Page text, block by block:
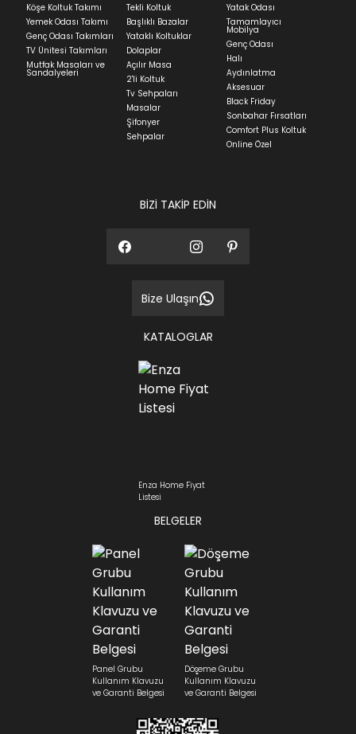
Köşe Koltuk Takımı
Yemek Odası Takımı
Genç Odası Takımları
TV Ünitesi Takımları
Mutfak Masaları ve
Sandalyeleri
Tekli Koltuk
Başlıklı Bazalar
Yataklı Koltuklar
Dolaplar
Açılır Masa
2'li Koltuk
Tv Sehpaları
Masalar
Şifonyer
Sehpalar
Yatak Odası
Tamamlayıcı
Mobilya
Genç Odası
Halı
Aydınlatma
Aksesuar
Black Friday
Sonbahar Fırsatları
Comfort Plus Koltuk
Online Özel
BİZİ TAKİP EDİN
Bize Ulaşın
KATALOGLAR
Enza Home Fiyat
Listesi
BELGELER
Panel Grubu
Kullanım Klavuzu
ve Garanti Belgesi
Döşeme Grubu
Kullanım Klavuzu
ve Garanti Belgesi